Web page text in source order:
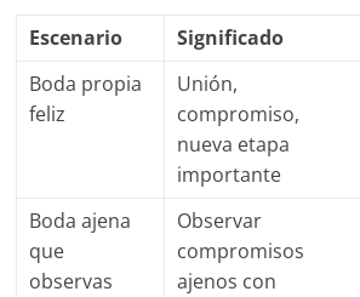
Escenario Significado
Boda propia
feliz
Unión,
compromiso,
nueva etapa
importante
Boda ajena
que
observas
Observar
compromisos
ajenos con